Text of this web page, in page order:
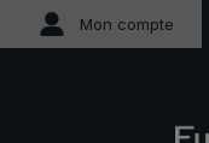
Vous avez 0 articles dans
Mon compte